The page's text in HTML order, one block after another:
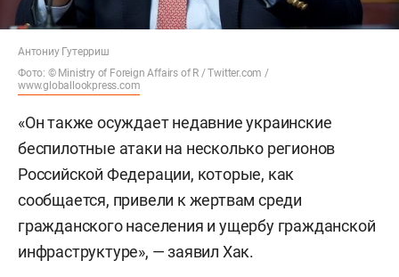
Антониу Гутерриш
Фото: © Ministry of Foreign Affairs of R / Twitter.com /
www.globallookpress.com
«Он также осуждает недавние украинские
беспилотные атаки на несколько регионов
Российской Федерации, которые, как
сообщается, привели к жертвам среди
гражданского населения и ущербу гражданской
инфраструктуре», — заявил Хак.